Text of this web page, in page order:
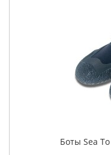
Боты Sea